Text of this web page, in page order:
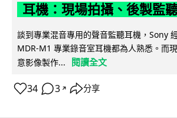
耳機：現場拍攝、後製監
談到專業混音專用的聲音監聽耳機，Sony
MDR-M1 專業錄音室耳機都為人熟悉。而
意影像製作...
閱讀全文
34 3 ↗ 分享